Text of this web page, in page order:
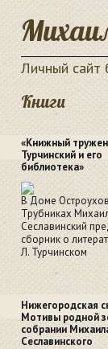
Личный сайт
Книги
«Книжный
Турчинский и его
библиотека»
В Доме
Трубниках
Сеславинский
сборник о
Л. Турчинском
Нижегородская
Мотивы родной
собрании
Сеславинского